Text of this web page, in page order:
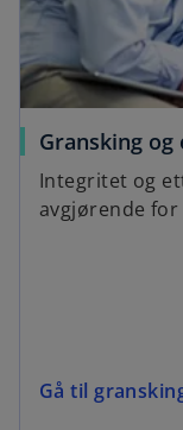
Gransking
Integritet og
avgjørende
Gå til